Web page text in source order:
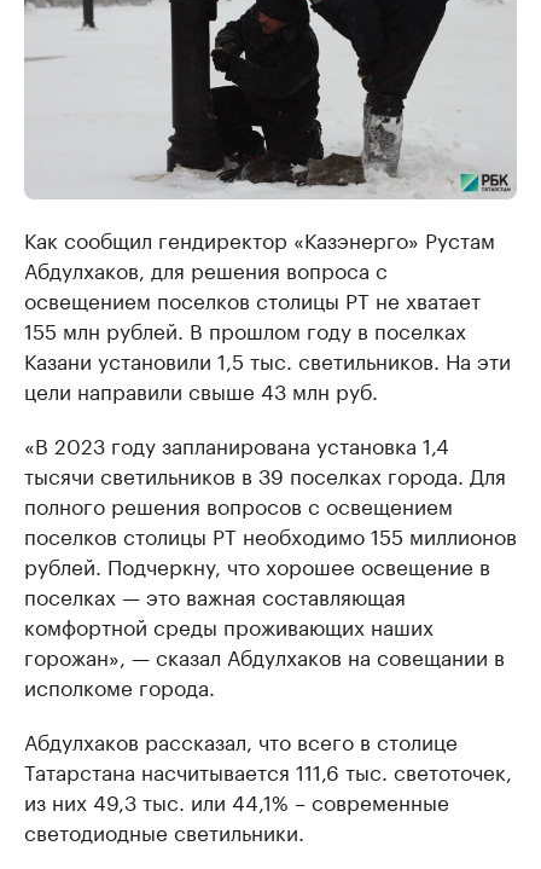
Как сообщил гендиректор «Казэнерго» Рустам
Абдулхаков, для решения вопроса с
освещением поселков столицы РТ не хватает
155 млн рублей. В прошлом году в поселках
Казани установили 1,5 тыс. светильников. На эти
цели направили свыше 43 млн руб.
«В 2023 году запланирована установка 1,4
тысячи светильников в 39 поселках города. Для
полного решения вопросов с освещением
поселков столицы РТ необходимо 155 миллионов
рублей. Подчеркну, что хорошее освещение в
поселках — это важная составляющая
комфортной среды проживающих наших
горожан», — сказал Абдулхаков на совещании в
исполкоме города.
Абдулхаков рассказал, что всего в столице
Татарстана насчитывается 111,6 тыс. светоточек,
из них 49,3 тыс. или 44,1% – современные
светодиодные светильники.